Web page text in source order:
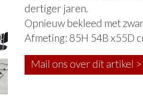
dertiger jaren.
Opnieuw bekleed met
Afmeting: 85H 54B x55D
Mail ons over dit artikel